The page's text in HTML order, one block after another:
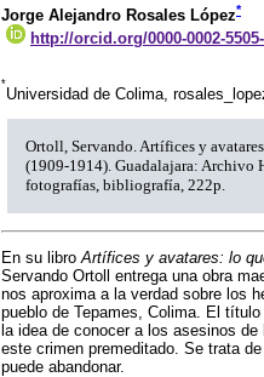
Jorge Alejandro Rosales López*
http://orcid.org/0000-0002-
*
Universidad de Colima,
Ortoll, Servando. Artífices y
(1909-1914). Guadalajara:
fotografías, bibliografía, 222p.
En su libro Artífices y avatares: lo
Servando Ortoll entrega una obra
nos aproxima a la verdad sobre los
pueblo de Tepames, Colima. El
la idea de conocer a los asesinos
este crimen premeditado. Se trata
puede abandonar.